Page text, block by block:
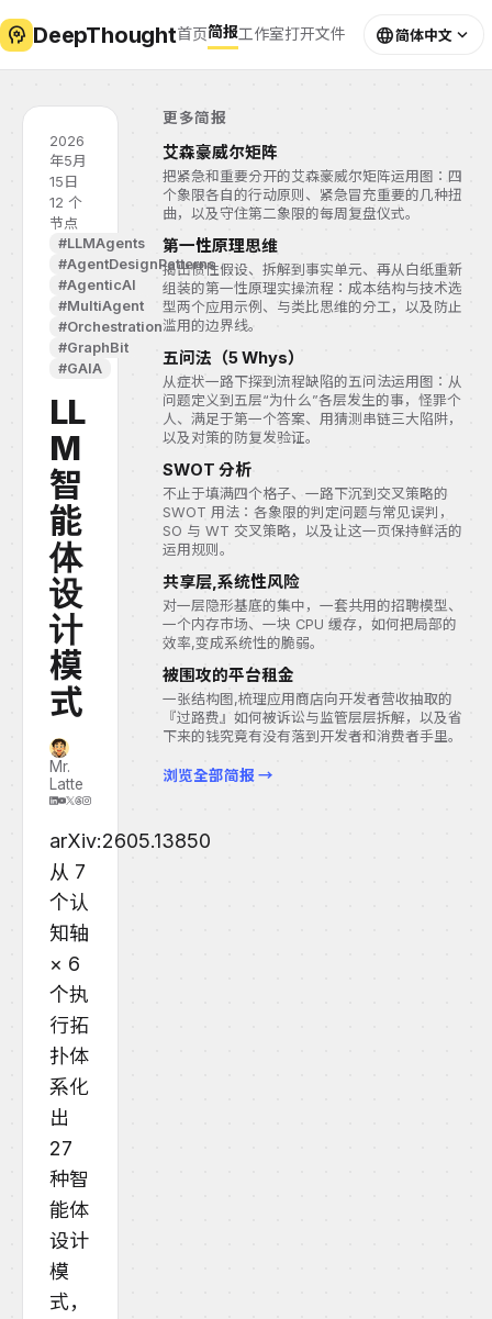
psychology DeepThought首页简报工作室打开文件 language简体中文expand_more
2026
年5月
15日
12 个
节点
#LLMAgents
#AgentDesignPatterns
#AgenticAI
#MultiAgent
#Orchestration
#GraphBit
#GAIA
LL
M
智
能
体
设
计
模
式
Mr.
Latte
arXiv:2605.13850
从 7
个认
知轴
× 6
个执
行拓
扑体
系化
出
27
种智
能体
设计
模
式，
更多简报
艾森豪威尔矩阵
把紧急和重要分开的艾森豪威尔矩阵运用图：四
个象限各自的行动原则、紧急冒充重要的几种扭
曲，以及守住第二象限的每周复盘仪式。
第一性原理思维
揭出惯性假设、拆解到事实单元、再从白纸重新
组装的第一性原理实操流程：成本结构与技术选
型两个应用示例、与类比思维的分工，以及防止
滥用的边界线。
五问法（5 Whys）
从症状一路下探到流程缺陷的五问法运用图：从
问题定义到五层“为什么”各层发生的事，怪罪个
人、满足于第一个答案、用猜测串链三大陷阱，
以及对策的防复发验证。
SWOT 分析
不止于填满四个格子、一路下沉到交叉策略的
SWOT 用法：各象限的判定问题与常见误判，
SO 与 WT 交叉策略，以及让这一页保持鲜活的
运用规则。
共享层,系统性风险
对一层隐形基底的集中，一套共用的招聘模型、
一个内存市场、一块 CPU 缓存，如何把局部的
效率,变成系统性的脆弱。
被围攻的平台租金
一张结构图,梳理应用商店向开发者营收抽取的
『过路费』如何被诉讼与监管层层拆解，以及省
下来的钱究竟有没有落到开发者和消费者手里。
浏览全部简报 →